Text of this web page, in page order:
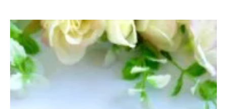
Ветка
оливы
—
10
октября
2024